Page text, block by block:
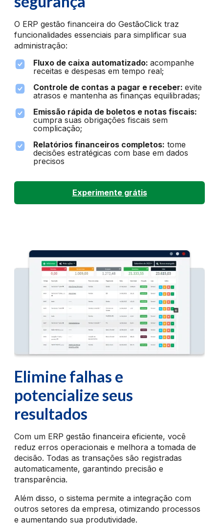
O ERP gestão financeira do GestãoClick traz
funcionalidades essenciais para simplificar sua
administração:
Fluxo de caixa automatizado:acompanhe
receitas e despesas em tempo real;
Controle de contas a pagar e receber:evite
atrasos e mantenha as finanças equilibradas;
Emissão rápida de boletos e notas fiscais:
cumpra suas obrigações fiscais sem
complicação;
Relatórios financeiros completos: tome
decisões estratégicas com base em dados
precisos
Experimente grátis
Elimine falhas e
potencialize seus
resultados
Com um ERP gestão financeira eficiente, você
reduz erros operacionais e melhora a tomada de
decisão. Todas as transações são registradas
automaticamente, garantindo precisão e
transparência.
Além disso, o sistema permite a integração com
outros setores da empresa, otimizando processos
e aumentando sua produtividade.